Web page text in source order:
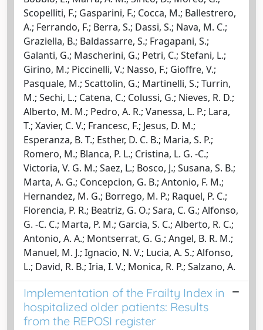
Scopelliti, F.; Gasparini, F.; Cocca, M.; Ballestrero,
A.; Ferrando, F.; Berra, S.; Dassi, S.; Nava, M. C.;
Graziella, B.; Baldassarre, S.; Fragapani, S.;
Galanti, G.; Mascherini, G.; Petri, C.; Stefani, L.;
Girino, M.; Piccinelli, V.; Nasso, F.; Gioffre, V.;
Pasquale, M.; Scattolin, G.; Martinelli, S.; Turrin,
M.; Sechi, L.; Catena, C.; Colussi, G.; Nieves, R. D.;
Alberto, M. M.; Pedro, A. R.; Vanessa, L. P.; Lara,
T.; Xavier, C. V.; Francesc, F.; Jesus, D. M.;
Esperanza, B. T.; Esther, D. C. B.; Maria, S. P.;
Romero, M.; Blanca, P. L.; Cristina, L. G. -C.;
Victoria, V. G. M.; Saez, L.; Bosco, J.; Susana, S. B.;
Marta, A. G.; Concepcion, G. B.; Antonio, F. M.;
Hernandez, M. G.; Borrego, M. P.; Raquel, P. C.;
Florencia, P. R.; Beatriz, G. O.; Sara, C. G.; Alfonso,
G. -C. C.; Marta, P. M.; Garcia, S. C.; Alberto, R. C.;
Antonio, A. A.; Montserrat, G. G.; Angel, B. R. M.;
Manuel, M. J.; Ignacio, N. V.; Lucia, A. S.; Alfonso,
L.; David, R. B.; Iria, I. V.; Monica, R. P.; Salzano, A.
Implementation of the Frailty Index in
hospitalized older patients: Results
from the REPOSI register